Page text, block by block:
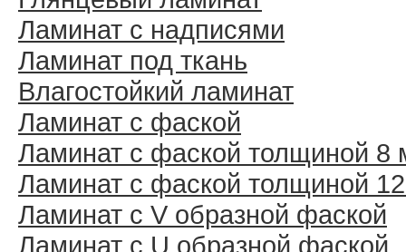
Ламинат с надписями
Ламинат под ткань
Влагостойкий ламинат
Ламинат с фаской
Ламинат с фаской толщиной 8
Ламинат с фаской толщиной
Ламинат с V образной фаской
Ламинат с U образной фаской